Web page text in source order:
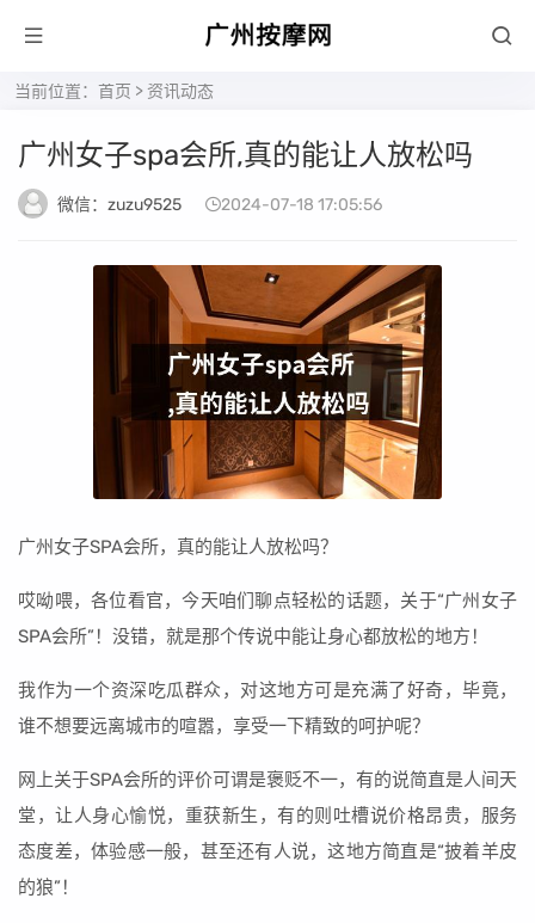
当前位置： 首页 >资讯动态
广州女子spa会所,真的能让人放松吗
微信：zuzu9525 2024-07-18 17:05:56
广州女子SPA会所，真的能让人放松吗？
哎呦喂，各位看官，今天咱们聊点轻松的话题，关于“广州女子
SPA会所”！没错，就是那个传说中能让身心都放松的地方！
我作为一个资深吃瓜群众，对这地方可是充满了好奇，毕竟，
谁不想要远离城市的喧嚣，享受一下精致的呵护呢？
网上关于SPA会所的评价可谓是褒贬不一，有的说简直是人间天
堂，让人身心愉悦，重获新生，有的则吐槽说价格昂贵，服务
态度差，体验感一般，甚至还有人说，这地方简直是“披着羊皮
的狼”！